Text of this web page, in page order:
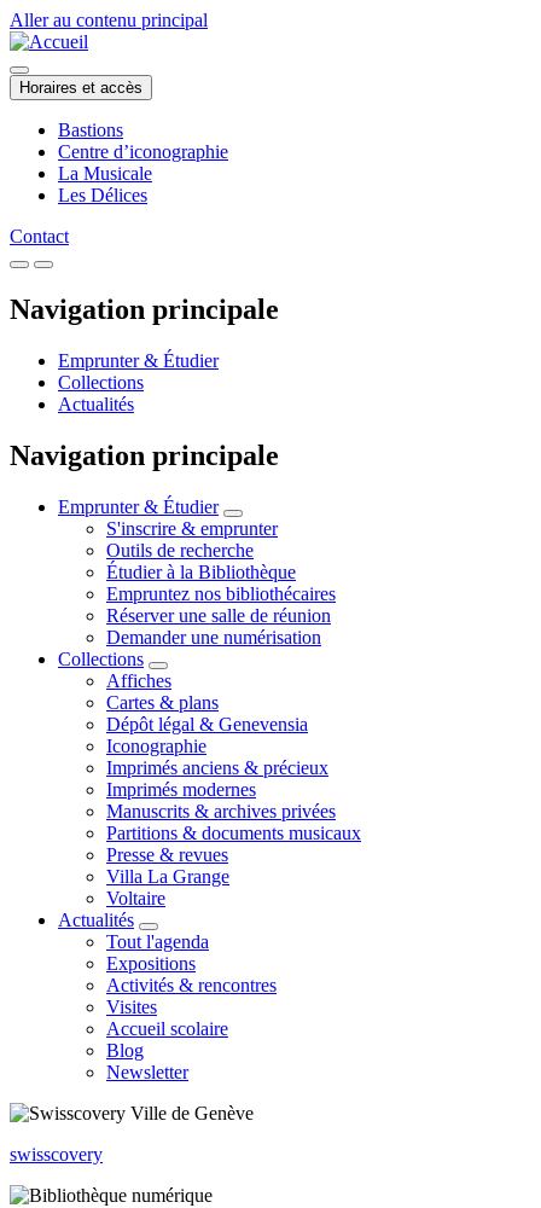
Aller au contenu principal
Horaires et accès
Bastions
Centre d’iconographie
La Musicale
Les Délices
Contact
Navigation principale
Emprunter & Étudier
Collections
Actualités
Navigation principale
Emprunter & Étudier
S'inscrire & emprunter
Outils de recherche
Étudier à la Bibliothèque
Empruntez nos bibliothécaires
Réserver une salle de réunion
Demander une numérisation
Collections
Affiches
Cartes & plans
Dépôt légal & Genevensia
Iconographie
Imprimés anciens & précieux
Imprimés modernes
Manuscrits & archives privées
Partitions & documents musicaux
Presse & revues
Villa La Grange
Voltaire
Actualités
Tout l'agenda
Expositions
Activités & rencontres
Visites
Accueil scolaire
Blog
Newsletter
swisscovery